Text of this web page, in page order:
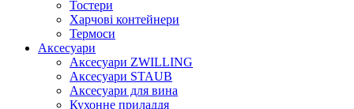
Тостери
Харчові контейнери
Термоси
Аксесуари
Аксесуари ZWILLING
Аксесуари STAUB
Аксесуари для вина
Кухонне приладдя